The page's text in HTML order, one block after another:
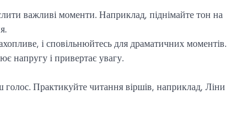
важливі моменти. Наприклад, піднімайте тон на
і сповільнюйтесь для драматичних моментів.
напругу і привертає увагу.
голос. Практикуйте читання віршів, наприклад, Ліни